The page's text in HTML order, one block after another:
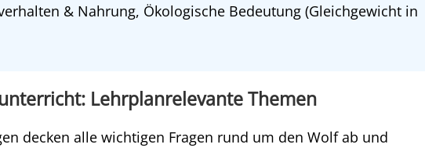
& Nahrung, Ökologische Bedeutung (Gleichgewicht in
Lehrplanrelevante Themen
decken alle wichtigen Fragen rund um den Wolf ab und